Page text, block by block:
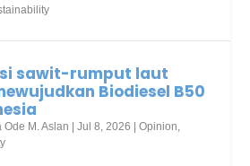
sawit-rumput laut
Biodiesel B50
Ode M. Aslan |Jul 8, 2026 |Opinion,